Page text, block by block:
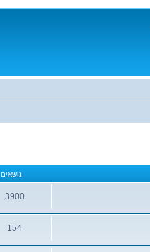
נושאים
3900
נושאים
154
נושאים